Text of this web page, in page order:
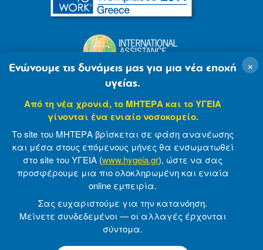
© 2007-2021 MITERA S.A Privacy Policy
Terms of Use Made by minoanDesign
© 2026 ΜΗΤΕΡΑ Α.Ε
×
Ενώνουμε τις δυνάμεις μας για μια νέα εποχή
υγείας.
Από τη νέα χρονιά, το ΜΗΤΕΡΑ και το ΥΓΕΙΑ
γίνονται ένα ενιαίο νοσοκομείο.
Το site του ΜΗΤΕΡΑ βρίσκεται σε φάση ανανέωσης
και μέσα στους επόμενους μήνες θα ενσωματωθεί
στο site του ΥΓΕΙΑ (www.hygeia.gr), ώστε να σας
προσφέρουμε μια πιο ολοκληρωμένη και ενιαία
online εμπειρία.
Σας ευχαριστούμε για την κατανόηση.
Μείνετε συνδεδεμένοι — οι αλλαγές έρχονται
σύντομα.